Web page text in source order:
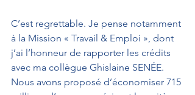
C’est regrettable. Je pense notamment
à la Mission « Travail & Emploi », dont
j’ai l’honneur de rapporter les crédits
avec ma collègue Ghislaine SENÉE.
Nous avons proposé d’économiser 715